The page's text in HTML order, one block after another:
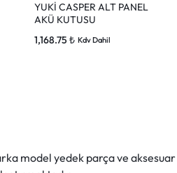
YUKİ CASPER ALT PANEL
AKÜ KUTUSU
1,168.75 ₺ Kdv Dahil
model yedek parça ve aksesuar